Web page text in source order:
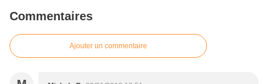
Commentaires
Ajouter un commentaire